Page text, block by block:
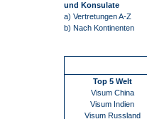
und Konsulate
a) Vertretungen A-Z
b) Nach Kontinenten
Top 5 Welt
Visum China
Visum Indien
Visum Russland